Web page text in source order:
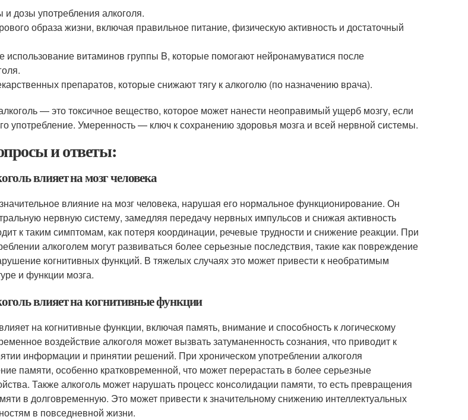
дозы употребления алкоголя.
образа жизни, включая правильное питание, физическую активность и достаточный
использование витаминов группы B, которые помогают нейронамуватися после
препаратов, которые снижают тягу к алкоголю (по назначению врача).
— это токсичное вещество, которое может нанести неоправимый ущерб мозгу, если
употребление. Умеренность — ключ к сохранению здоровья мозга и всей нервной системы.
и ответы:
влияет на мозг человека
влияние на мозг человека, нарушая его нормальное функционирование. Он
нервную систему, замедляя передачу нервных импульсов и снижая активность
к таким симптомам, как потеря координации, речевые трудности и снижение реакции. При
алкоголем могут развиваться более серьезные последствия, такие как повреждение
когнитивных функций. В тяжелых случаях это может привести к необратимым
и функции мозга.
влияет на когнитивные функции
на когнитивные функции, включая память, внимание и способность к логическому
воздействие алкоголя может вызвать затуманенность сознания, что приводит к
информации и принятии решений. При хроническом употреблении алкоголя
памяти, особенно кратковременной, что может перерастать в более серьезные
Также алкоголь может нарушать процесс консолидации памяти, то есть превращения
в долговременную. Это может привести к значительному снижению интеллектуальных
в повседневной жизни.